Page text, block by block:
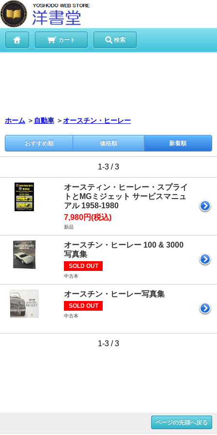
カート 検索
ホーム ＞ 自動車 ＞オースチン・ヒーレー
おすすめ順 価格順 新着順
1-3 / 3
オースティン・ヒーレー・スプライ
トとMGミジェット サービスマニュ
アル 1958-1980
7,980円(税込)
新品
オースチン・ヒーレー 100 & 3000
写真集
SOLD OUT
中古本
オースチン・ヒーレー写真集
SOLD OUT
中古本
1-3 / 3
ページの先頭へ戻る